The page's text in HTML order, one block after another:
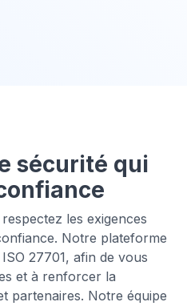
sécurité qui
les exigences
Notre plateforme
27701, afin de vous
et à renforcer la
partenaires. Notre équipe